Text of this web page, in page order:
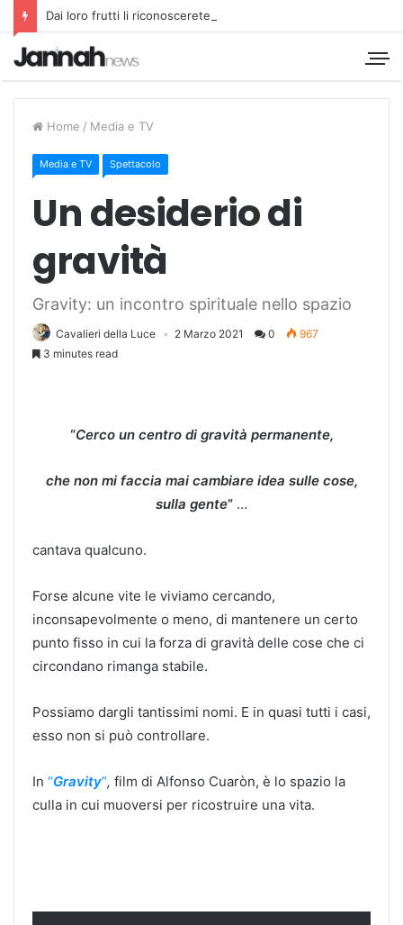
Dai loro frutti li riconoscerete
Home / Media e TV
Media e TV Spettacolo
Un desiderio di
gravità
Gravity: un incontro spirituale nello spazio
Cavalieri della Luce 2 Marzo 2021 0
967
3 minutes read
“Cerco un centro di gravità permanente,
che non mi faccia mai cambiare idea sulle cose,
sulla gente” …
cantava qualcuno.
Forse alcune vite le viviamo cercando,
inconsapevolmente o meno, di mantenere un certo
punto fisso in cui la forza di gravità delle cose che ci
circondano rimanga stabile.
Possiamo dargli tantissimi nomi. E in quasi tutti i casi,
esso non si può controllare.
In “Gravity”, film di Alfonso Cuaròn, è lo spazio la
culla in cui muoversi per ricostruire una vita.